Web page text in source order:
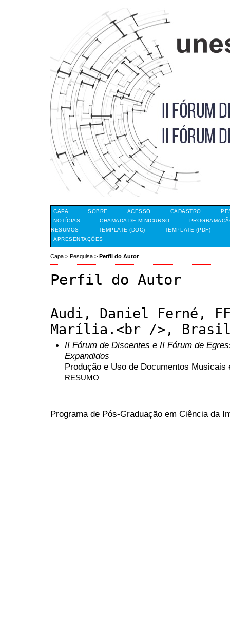
CAPA SOBRE ACESSO CADASTRO
NOTÍCIAS
CHAMADA DE MINICURSO
RESUMOS
TEMPLATE (DOC)
TEMPLATE (PDF)
APRESENTAÇÕES
Capa > Pesquisa > Perfil do Autor
Perfil do Autor
Audi, Daniel Ferné,
Marília.<br />,
II Fórum de Discentes e II Fórum de
Expandidos
Produção e Uso de Documentos Musicais
RESUMO
Programa de Pós-Graduação em Ciência da